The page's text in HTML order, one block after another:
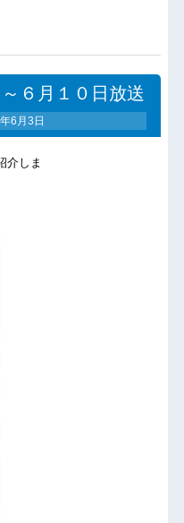
６月１０日放送
6月3日
介しま
。